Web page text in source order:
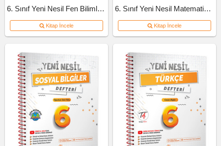
6. Sınıf Yeni Nesil Fen Bilimleri Defteri
Kitap İncele
6. Sınıf Yeni Nesil Matematik Defteri
Kitap İncele